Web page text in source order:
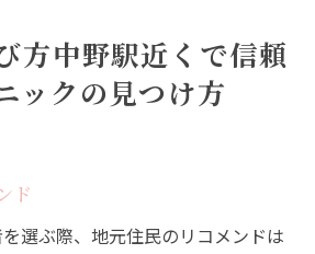
方中野駅近くで信頼
ックの見つけ方
ド
選ぶ際、地元住民のリコメンドは